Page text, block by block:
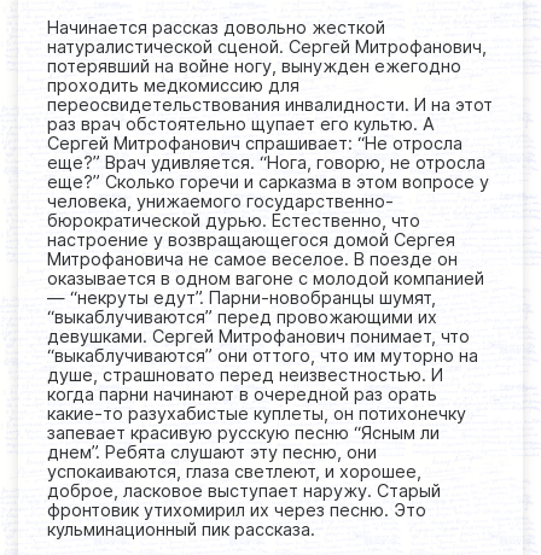
Начинается рассказ довольно жесткой
натуралистической сценой. Сергей Митрофанович,
потерявший на войне ногу, вынужден ежегодно
проходить медкомиссию для
переосвидетельствования инвалидности. И на этот
раз врач обстоятельно щупает его культю. А
Сергей Митрофанович спрашивает: “Не отросла
еще?” Врач удивляется. “Нога, говорю, не отросла
еще?” Сколько горечи и сарказма в этом вопросе у
человека, унижаемого государственно-
бюрократической дурью. Естественно, что
настроение у возвращающегося домой Сергея
Митрофановича не самое веселое. В поезде он
оказывается в одном вагоне с молодой компанией
— “некруты едут”. Парни-новобранцы шумят,
“выкаблучиваются” перед провожающими их
девушками. Сергей Митрофанович понимает, что
“выкаблучиваются” они оттого, что им муторно на
душе, страшновато перед неизвестностью. И
когда парни начинают в очередной раз орать
какие-то разухабистые куплеты, он потихонечку
запевает красивую русскую песню “Ясным ли
днем”. Ребята слушают эту песню, они
успокаиваются, глаза светлеют, и хорошее,
доброе, ласковое выступает наружу. Старый
фронтовик утихомирил их через песню. Это
кульминационный пик рассказа.